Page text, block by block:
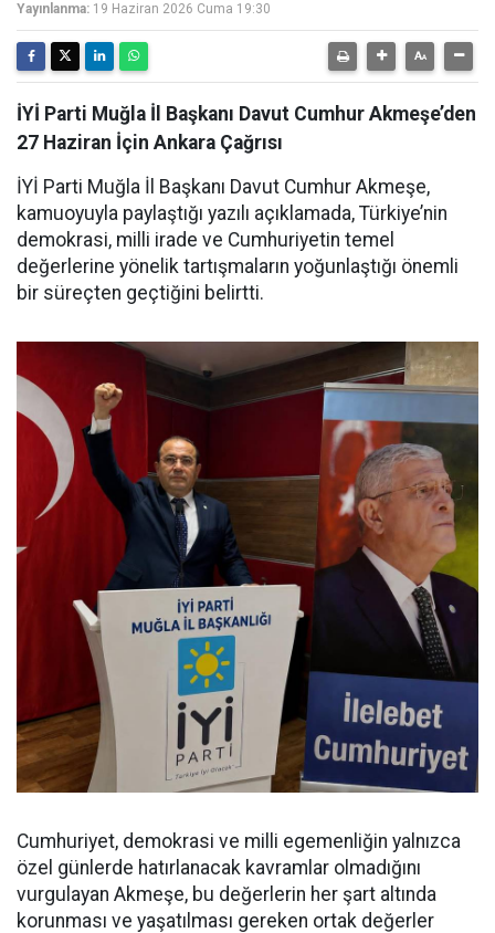
Yayınlanma: 19 Haziran 2026 Cuma 19:30
İYİ Parti Muğla İl Başkanı Davut Cumhur Akmeşe’den
27 Haziran İçin Ankara Çağrısı
İYİ Parti Muğla İl Başkanı Davut Cumhur Akmeşe,
kamuoyuyla paylaştığı yazılı açıklamada, Türkiye’nin
demokrasi, milli irade ve Cumhuriyetin temel
değerlerine yönelik tartışmaların yoğunlaştığı önemli
bir süreçten geçtiğini belirtti.
Cumhuriyet, demokrasi ve milli egemenliğin yalnızca
özel günlerde hatırlanacak kavramlar olmadığını
vurgulayan Akmeşe, bu değerlerin her şart altında
korunması ve yaşatılması gereken ortak değerler